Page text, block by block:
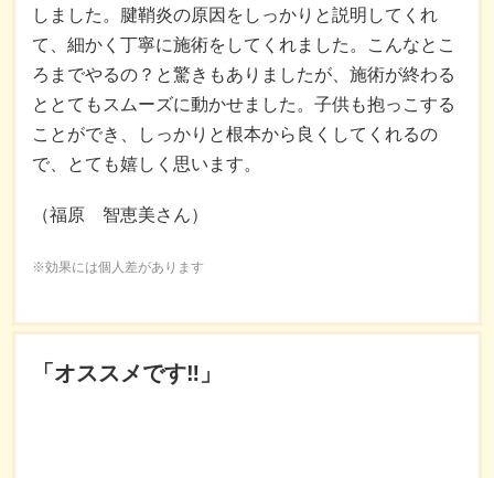
しました。腱鞘炎の原因をしっかりと説明してくれ
て、細かく丁寧に施術をしてくれました。こんなとこ
ろまでやるの？と驚きもありましたが、施術が終わる
ととてもスムーズに動かせました。子供も抱っこする
ことができ、しっかりと根本から良くしてくれるの
で、とても嬉しく思います。
（福原 智恵美さん）
※効果には個人差があります
「オススメです‼︎」